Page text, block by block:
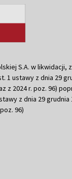
S.A. w likwidacji,
1 ustawy z dnia 29
z 2024 r. poz. 96)
z dnia 29 grudnia
96)